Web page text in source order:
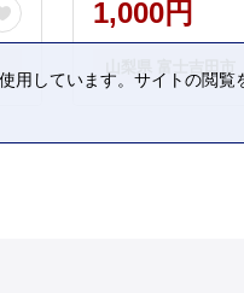
1,000円
しています。サイトの閲